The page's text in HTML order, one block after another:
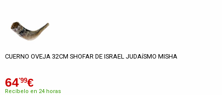
CUERNO OVEJA 32CM SHOFAR DE ISRAEL JUDAíSMO MISHA
64'99€
Recíbelo en 24 horas